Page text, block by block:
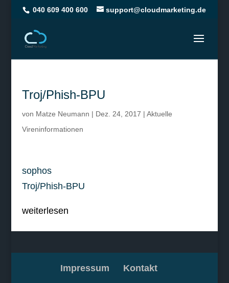
040 609 400 600 support@cloudmarketing.de
Troj/Phish-BPU
von Matze Neumann | Dez. 24, 2017 | Aktuelle
Vireninformationen
sophos
Troj/Phish-BPU
weiterlesen
Impressum Kontakt